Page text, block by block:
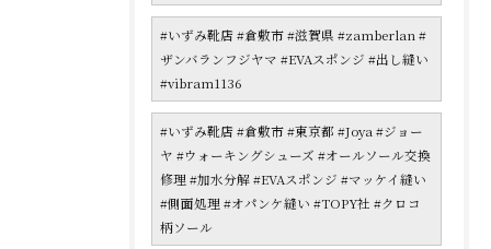
#いずみ靴店 #倉敷市 #滋賀県 #zamberlan #
ザンバランフジヤマ #EVAスポンジ #出し縫い
#vibram1136
#いずみ靴店 #倉敷市 #東京都 #Joya #ジョー
ヤ #ウォーキングシューズ #オールソール交換
修理 #加水分解 #EVAスポンジ #マッケイ縫い
#側面処理 #オパンケ縫い #TOPY社 #クロコ
柄ソール